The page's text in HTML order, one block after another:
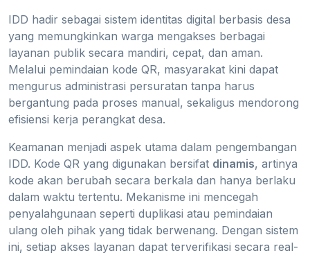
IDD hadir sebagai sistem identitas digital berbasis desa
yang memungkinkan warga mengakses berbagai
layanan publik secara mandiri, cepat, dan aman.
Melalui pemindaian kode QR, masyarakat kini dapat
mengurus administrasi persuratan tanpa harus
bergantung pada proses manual, sekaligus mendorong
efisiensi kerja perangkat desa.
Keamanan menjadi aspek utama dalam pengembangan
IDD. Kode QR yang digunakan bersifat dinamis, artinya
kode akan berubah secara berkala dan hanya berlaku
dalam waktu tertentu. Mekanisme ini mencegah
penyalahgunaan seperti duplikasi atau pemindaian
ulang oleh pihak yang tidak berwenang. Dengan sistem
ini, setiap akses layanan dapat terverifikasi secara real-